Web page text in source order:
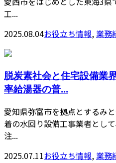
工...
2025.08.04お役立ち情報,業務
脱炭素社会と住宅設備業
率給湯器の普...
愛知県弥富市を拠点とするみ
着の水回り設備工事業者とし
注...
2025.07.11お役立ち情報,業務